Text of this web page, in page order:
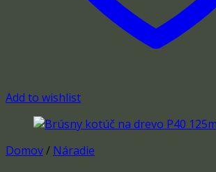
Add to wishlist
Domov/ Náradie